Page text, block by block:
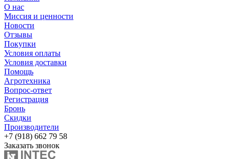
О нас
Миссия и ценности
Новости
Отзывы
Покупки
Условия оплаты
Условия доставки
Помощь
Агротехника
Вопрос-ответ
Регистрация
Бронь
Скидки
Производители
+7 (918) 662 79 58
Заказать звонок